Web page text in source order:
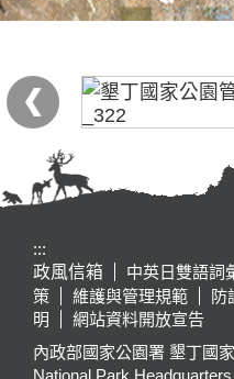
:::
政風信箱
中英日雙語詞
策
維護與管理規範 防
明
網站資料開放宣告
內政部國家公園署 墾丁國
National Park